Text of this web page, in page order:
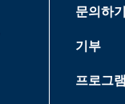
문의하기
기부
프로그